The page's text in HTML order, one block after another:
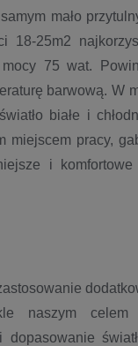
mało
18-25m2
75 wat.
barwową. W
białe i
miejscem pracy,
i
naszym celem
dopasowanie